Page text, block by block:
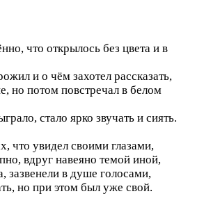
что открылось без цвета и в
и о чём захотел рассказать,
но потом повстречал в белом
стало ярко звучать и сиять.
что увидел своими глазами,
вдруг навеяно темой иной,
зазвенели в душе голосами,
но при этом был уже свой.